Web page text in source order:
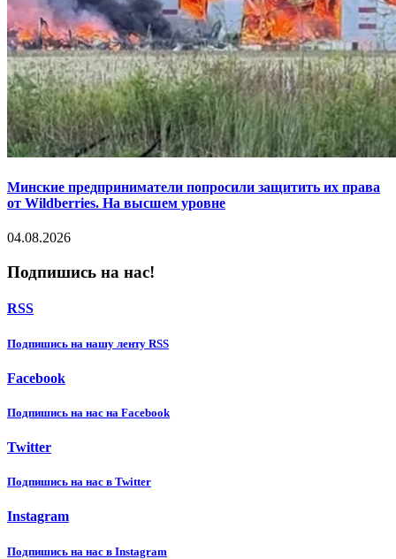
Минские предприниматели попросили защитить их права
от Wildberries. На высшем уровне
04.08.2026
Подпишись на нас!
RSS
Подпишиcь на нашу ленту RSS
Facebook
Подпишиcь на нас на Facebook
Twitter
Подпишиcь на нас в Twitter
Instagram
Подпишиcь на нас в Instagram